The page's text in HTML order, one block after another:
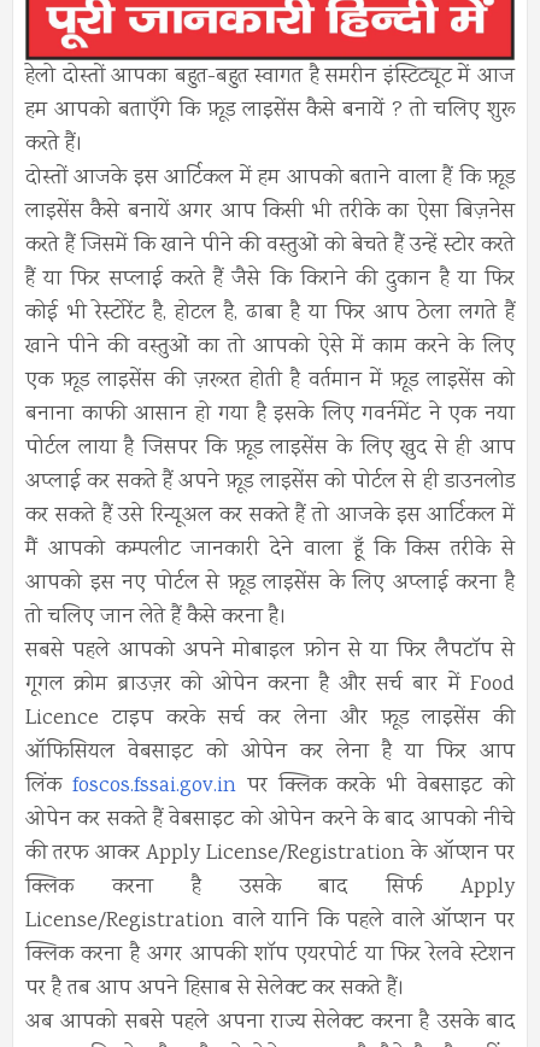
हेलो दोस्तों आपका बहुत-बहुत स्वागत है समरीन इंस्टिट्यूट में आज
हम आपको बताएँगे कि फ़ूड लाइसेंस कैसे बनायें ? तो चलिए शुरू
करते हैं।
दोस्तों आजके इस आर्टिकल में हम आपको बताने वाला हैं कि फ़ूड
लाइसेंस कैसे बनायें अगर आप किसी भी तरीके का ऐसा बिज़नेस
करते हैं जिसमें कि खाने पीने की वस्तुओं को बेचते हैं उन्हें स्टोर करते
हैं या फिर सप्लाई करते हैं जैसे कि किराने की दुकान है या फिर
कोई भी रेस्टोरेंट है, होटल है, ढाबा है या फिर आप ठेला लगते हैं
खाने पीने की वस्तुओं का तो आपको ऐसे में काम करने के लिए
एक फ़ूड लाइसेंस की ज़रूरत होती है वर्तमान में फ़ूड लाइसेंस को
बनाना काफी आसान हो गया है इसके लिए गवर्नमेंट ने एक नया
पोर्टल लाया है जिसपर कि फ़ूड लाइसेंस के लिए खुद से ही आप
अप्लाई कर सकते हैं अपने फ़ूड लाइसेंस को पोर्टल से ही डाउनलोड
कर सकते हैं उसे रिन्यूअल कर सकते हैं तो आजके इस आर्टिकल में
मैं आपको कम्पलीट जानकारी देने वाला हूँ कि किस तरीके से
आपको इस नए पोर्टल से फ़ूड लाइसेंस के लिए अप्लाई करना है
तो चलिए जान लेते हैं कैसे करना है।
सबसे पहले आपको अपने मोबाइल फ़ोन से या फिर लैपटॉप से
गूगल क्रोम ब्राउज़र को ओपेन करना है और सर्च बार में Food
Licence टाइप करके सर्च कर लेना और फ़ूड लाइसेंस की
ऑफिसियल वेबसाइट को ओपेन कर लेना है या फिर आप
लिंक foscos.fssai.gov.inपर क्लिक करके भी वेबसाइट को
ओपेन कर सकते हैं वेबसाइट को ओपेन करने के बाद आपको नीचे
की तरफ आकर Apply License/Registration के ऑप्शन पर
क्लिक करना है उसके बाद सिर्फ Apply
License/Registration वाले यानि कि पहले वाले ऑप्शन पर
क्लिक करना है अगर आपकी शॉप एयरपोर्ट या फिर रेलवे स्टेशन
पर है तब आप अपने हिसाब से सेलेक्ट कर सकते हैं।
अब आपको सबसे पहले अपना राज्य सेलेक्ट करना है उसके बाद